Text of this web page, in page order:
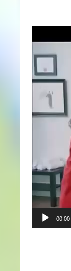
vidéo
00:00